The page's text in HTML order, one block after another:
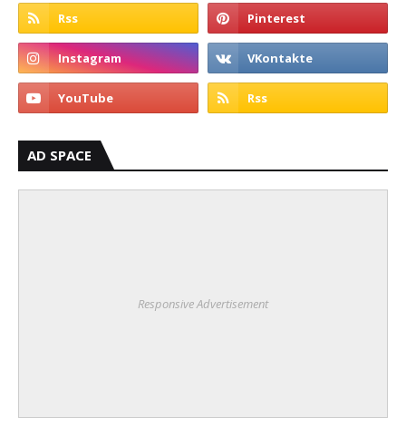
AD SPACE
Responsive Advertisement